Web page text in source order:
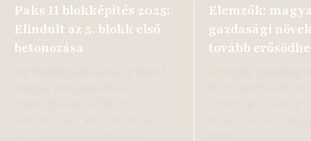
Paks II blokképítés 2025:
Elindult az 5. blokk első
betonozása
Elemzők:
gazdasági
tovább